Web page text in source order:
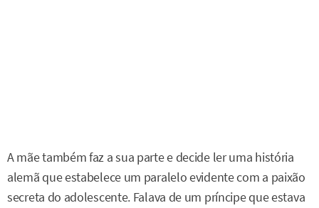
A mãe também faz a sua parte e decide ler uma história
alemã que estabelece um paralelo evidente com a paixão
secreta do adolescente. Falava de um príncipe que estava